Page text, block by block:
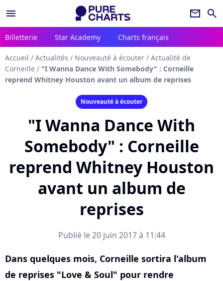
menu newsletter search
Billetterie Star Academy Charts français
Accueil / Actualités / Nouveauté à écouter / Actualité de
Corneille / "I Wanna Dance With Somebody" : Corneille
reprend Whitney Houston avant un album de reprises
Nouveauté à écouter
"I Wanna Dance With
Somebody" : Corneille
reprend Whitney Houston
avant un album de
reprises
Publié le 20 juin 2017 à 11:44
Dans quelques mois, Corneille sortira l'album
de reprises "Love & Soul" pour rendre